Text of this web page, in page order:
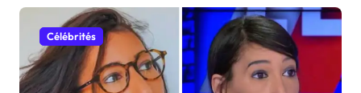
Célébrités